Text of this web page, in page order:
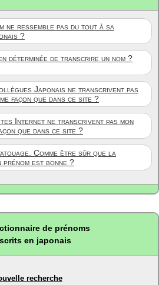
ne ressemble pas du tout à sa
?
déterminée de transcrire un nom ?
Japonais ne transcrivent pas
façon que dans ce site ?
Internet ne transcrivent pas mon
que dans ce site ?
Comme être sûr que la
est bonne ?
de prénoms
en japonais
recherche